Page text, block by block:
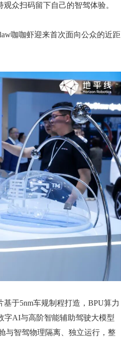
众扫码留下自己的智驾体验。
咖咖虾迎来首次面向公众的近距
于5nm车规制程打造，BPU算力
字AI与高阶智能辅助驾驶大模型
与智驾物理隔离、独立运行，整